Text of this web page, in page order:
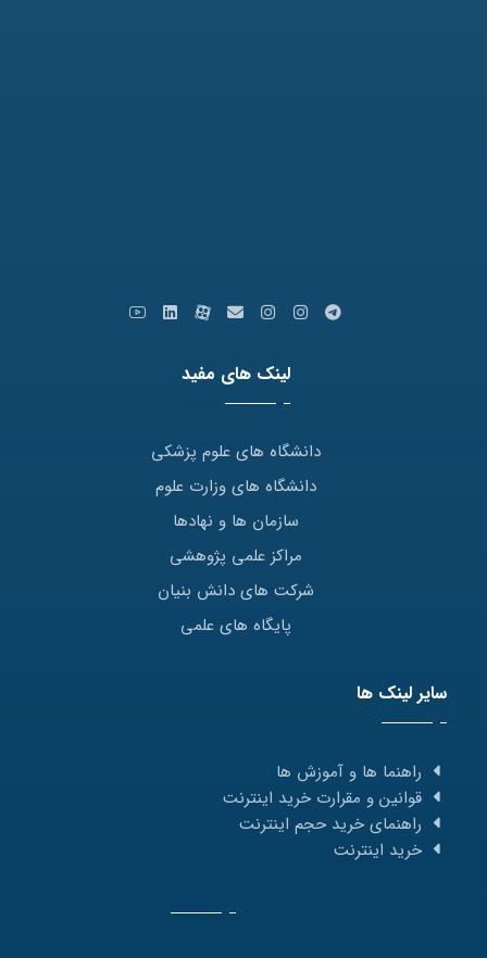
لینک های مفید
دانشگاه های علوم پزشکی
دانشگاه های وزارت علوم
سازمان ها و نهادها
مراکز علمی پژوهشی
شرکت های دانش بنیان
پایگاه های علمی
سایر لینک ها
راهنما ها و آموزش ها
قوانین و مقرارت خرید اینترنت
راهنمای خرید حجم اینترنت
خرید اینترنت